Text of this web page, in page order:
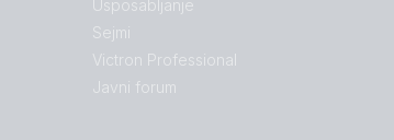
Usposabljanje
Sejmi
Victron Professional
Javni forum